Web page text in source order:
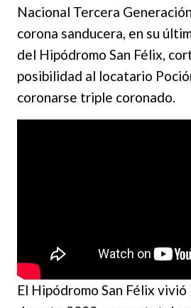
Nacional Tercera
corona sanducera, en su
del Hipódromo San Félix,
posibilidad al locatario
coronarse triple coronado.
El Hipódromo San Félix